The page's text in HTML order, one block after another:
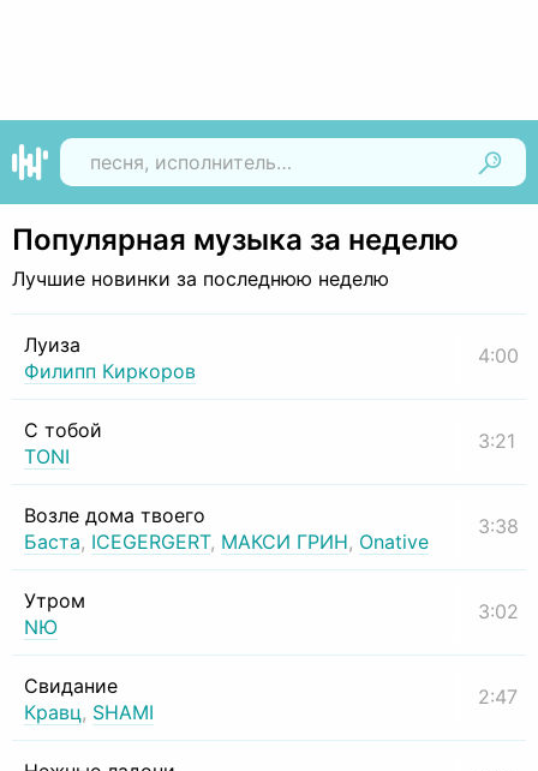
Популярная музыка за неделю
Лучшие новинки за последнюю неделю
Луиза
Филипп Киркоров
4:00
С тобой
TONI
3:21
Возле дома твоего
Баста, ICEGERGERT, МАКСИ ГРИН, Onative
3:38
Утром
NЮ
3:02
Свидание
Кравц, SHAMI
2:47